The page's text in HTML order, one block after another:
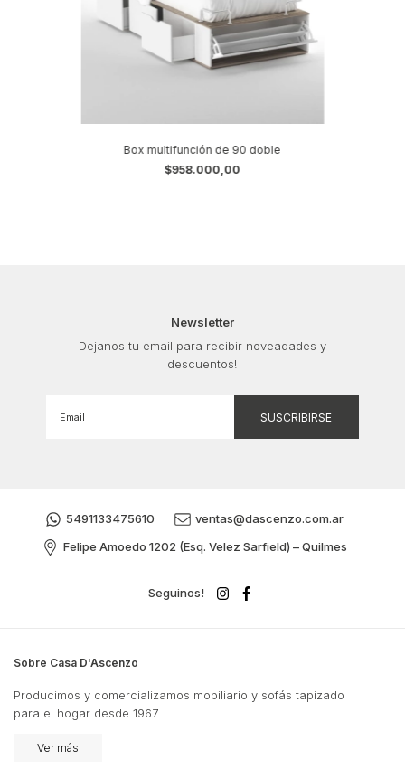
Box multifunción de 90 doble
$958.000,00
Newsletter
Dejanos tu email para recibir noveadades y
descuentos!
5491133475610
ventas@dascenzo.com.ar
Felipe Amoedo 1202 (Esq. Velez Sarfield) – Quilmes
Seguinos!
Sobre Casa D'Ascenzo
Producimos y comercializamos mobiliario y sofás tapizado
para el hogar desde 1967.
Ver más